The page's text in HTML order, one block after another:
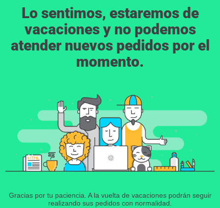
Lo sentimos, estaremos de
vacaciones y no podemos
atender nuevos pedidos por el
momento.
Gracias por tu paciencia. A la vuelta de vacaciones podrán seguir
realizando sus pedidos con normalidad.